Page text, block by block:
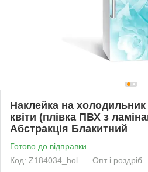
Наклейка на
квіти (плівка ПВХ з
Абстракція Блакитний
Готово до відправки
Код: Z184034_hol
Опт і роздріб